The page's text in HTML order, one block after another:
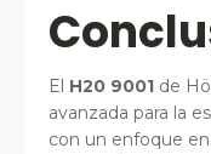
El H20 9001 de
avanzada para la
con un enfoque